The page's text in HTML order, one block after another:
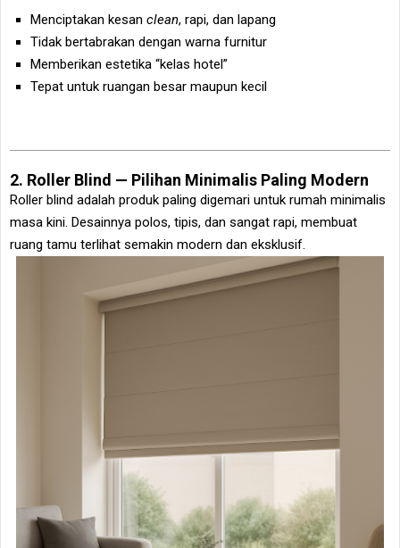
Menciptakan kesan clean, rapi, dan lapang
Tidak bertabrakan dengan warna furnitur
Memberikan estetika “kelas hotel”
Tepat untuk ruangan besar maupun kecil
2. Roller Blind — Pilihan Minimalis Paling Modern
Roller blind adalah produk paling digemari untuk rumah minimalis
masa kini. Desainnya polos, tipis, dan sangat rapi, membuat
ruang tamu terlihat semakin modern dan eksklusif.